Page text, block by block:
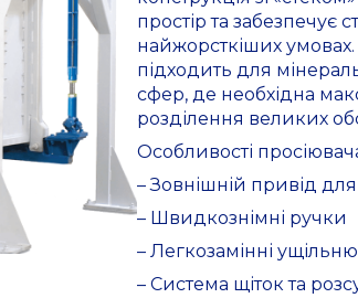
простір та забезпечує
найжорсткіших
підходить для
сфер, де необхідна
розділення великих
Особливості
– Зовнішній привід
– Швидкознімні ручки
– Легкозамінні
– Система щіток та